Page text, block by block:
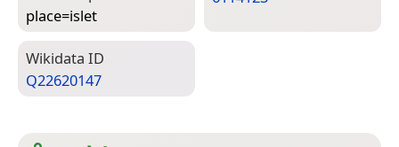
place=­islet
Wiki­data ID
Q22620147